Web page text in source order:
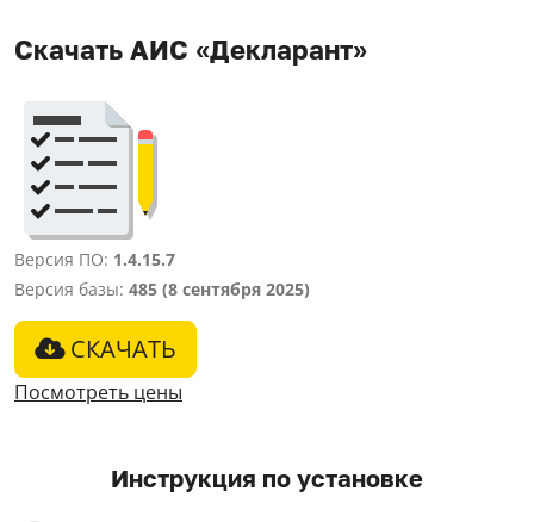
Скачать АИС «Декларант»
Версия ПО: 1.4.15.7
Версия базы: 485 (8 сентября 2025)
СКАЧАТЬ
Посмотреть цены
Инструкция по установке